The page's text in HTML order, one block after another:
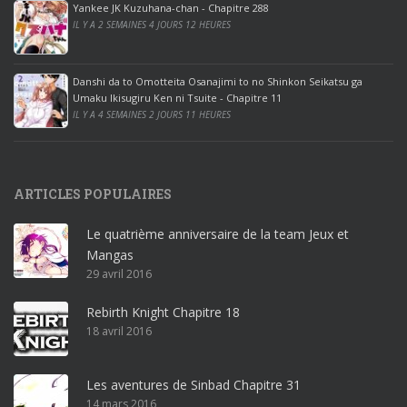
ff
i
c
e
2
0
1
r
o
ff
i
c
e
3
Yankee JK Kuzuhana-chan - Chapitre 288
IL Y A 2 SEMAINES 4 JOURS 12 HEURES
Danshi da to Omotteita Osanajimi to no Shinkon Seikatsu ga
Umaku Ikisugiru Ken ni Tsuite - Chapitre 11
IL Y A 4 SEMAINES 2 JOURS 11 HEURES
ARTICLES POPULAIRES
Le quatrième anniversaire de la team Jeux et
Mangas
29 avril 2016
Rebirth Knight Chapitre 18
18 avril 2016
Les aventures de Sinbad Chapitre 31
14 mars 2016